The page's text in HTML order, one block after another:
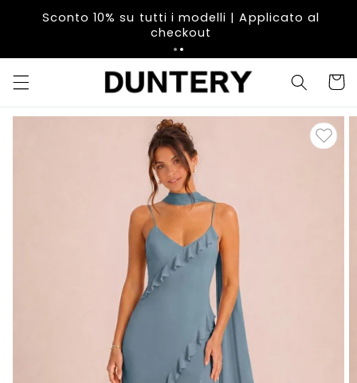
Sconto 10% su tutti i modelli | Applicato al
checkout
Passa alle